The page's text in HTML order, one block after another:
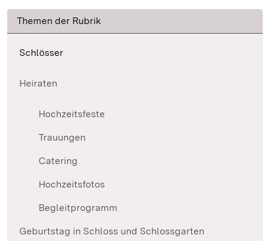
Themen der Rubrik
Schlösser
Heiraten
Hochzeitsfeste
Trauungen
Catering
Hochzeitsfotos
Begleitprogramm
Geburtstag in Schloss und Schlossgarten